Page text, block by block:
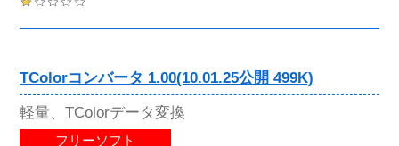
TColorコンバータ 1.00(10.01.25公開 499K)
軽量、TColorデータ変換
フリーソフト